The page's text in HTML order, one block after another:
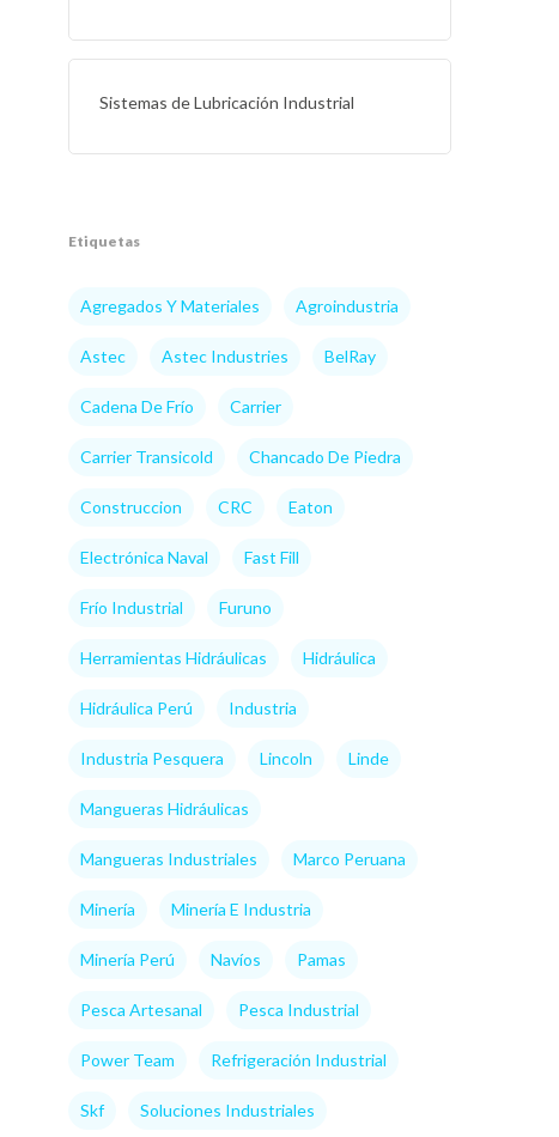
Sistemas de Lubricación Industrial
Etiquetas
Agregados Y Materiales Agroindustria
Astec Astec Industries BelRay
Cadena De Frío Carrier
Carrier Transicold Chancado De Piedra
Construccion CRC Eaton
Electrónica Naval Fast Fill
Frío Industrial Furuno
Herramientas Hidráulicas Hidráulica
Hidráulica Perú Industria
Industria Pesquera Lincoln Linde
Mangueras Hidráulicas
Mangueras Industriales Marco Peruana
Minería Minería E Industria
Minería Perú Navíos Pamas
Pesca Artesanal Pesca Industrial
Power Team Refrigeración Industrial
Skf Soluciones Industriales